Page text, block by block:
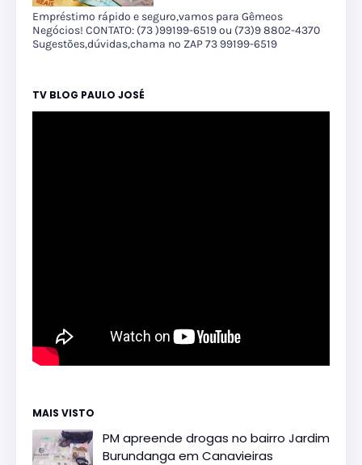
Empréstimo rápido e seguro,vamos para Gêmeos
Negócios! CONTATO: (73 )99199-6519 ou (73)9 8802-4370
Sugestões,dúvidas,chama no ZAP 73 99199-6519
TV BLOG PAULO JOSÉ
MAIS VISTO
PM apreende drogas no bairro Jardim
Burundanga em Canavieiras